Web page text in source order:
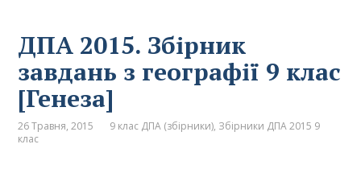
ДПА 2015. Збірник
завдань з географії 9 клас
[Генеза]
26 Травня, 2015 9 клас ДПА (збірники), Збірники ДПА 2015 9
клас